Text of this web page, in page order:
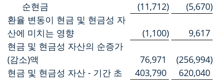
순현금
(11,712) (5,670)
환율 변동이 현금 및 현금성 자
산에 미치는 영향
(1,100)
9,617
현금 및 현금성 자산의 순증가
(감소)액
76,971 (256,994)
현금 및 현금성 자산 - 기간 초
403,790
620,040